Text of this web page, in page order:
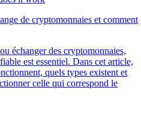
de cryptomonnaies et comment
échanger des cryptomonnaies,
est essentiel. Dans cet article,
quels types existent et
celle qui correspond le